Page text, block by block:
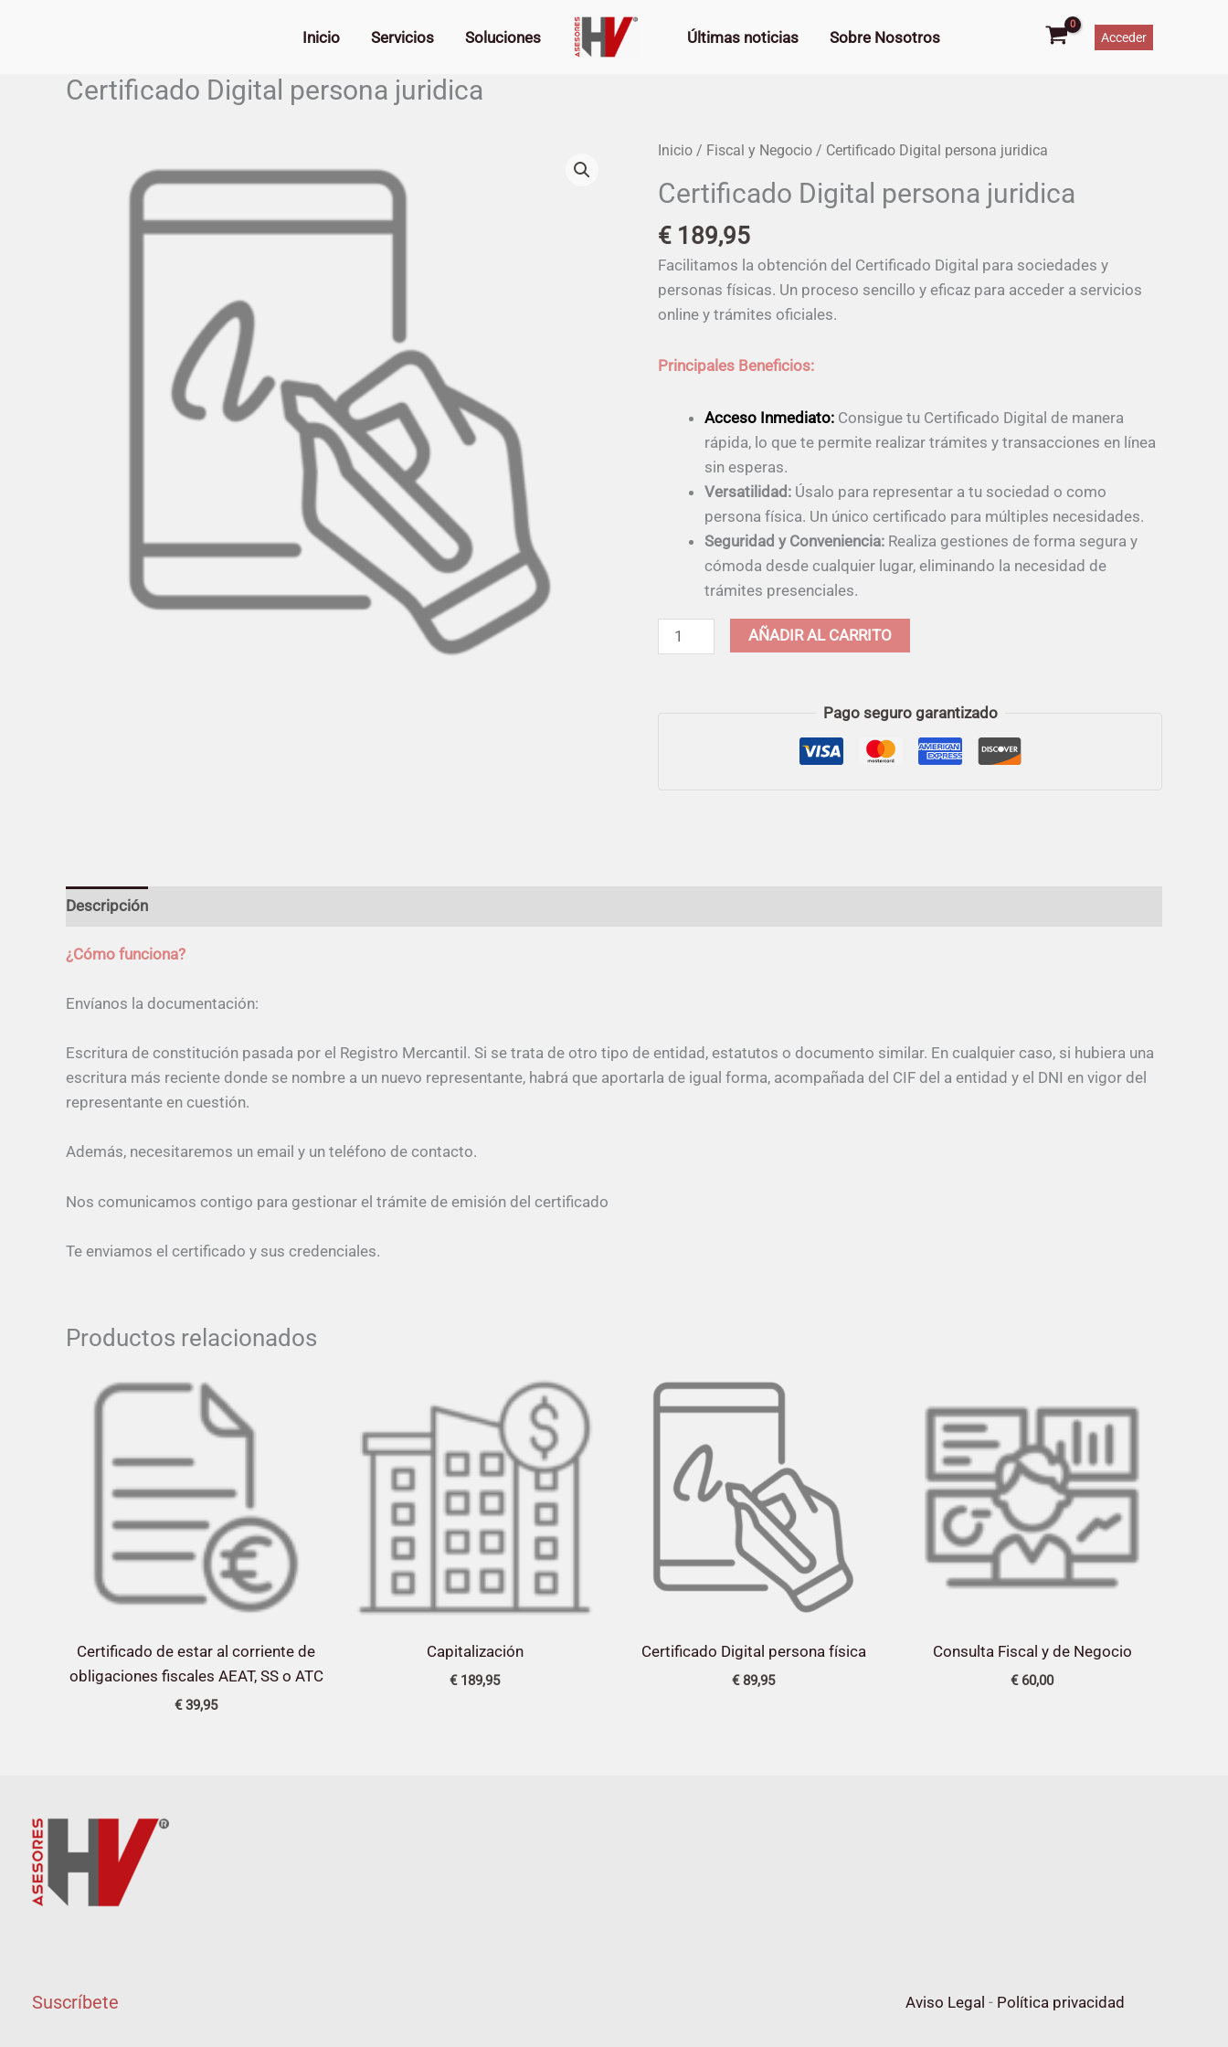
Inicio Servicios Soluciones Últimas noticias Sobre Nosotros Acceder
Certificado Digital persona juridica
Inicio / Fiscal y Negocio / Certificado Digital persona juridica
Certificado Digital persona juridica
€ 189,95
Facilitamos la obtención del Certificado Digital para sociedades y
personas físicas. Un proceso sencillo y eficaz para acceder a servicios
online y trámites oficiales.
Principales Beneficios:
Acceso Inmediato: Consigue tu Certificado Digital de manera
rápida, lo que te permite realizar trámites y transacciones en línea
sin esperas.
Versatilidad: Úsalo para representar a tu sociedad o como
persona física. Un único certificado para múltiples necesidades.
Seguridad y Conveniencia: Realiza gestiones de forma segura y
cómoda desde cualquier lugar, eliminando la necesidad de
trámites presenciales.
Certificado
persona
juridica
cantidad
AÑADIR AL CARRITO
Pago seguro garantizado
Descripción
¿Cómo funciona?
Envíanos la documentación:
Escritura de constitución pasada por el Registro Mercantil. Si se trata de otro tipo de entidad, estatutos o documento similar. En cualquier caso, si hubiera una
escritura más reciente donde se nombre a un nuevo representante, habrá que aportarla de igual forma, acompañada del CIF del a entidad y el DNI en vigor del
representante en cuestión.
Además, necesitaremos un email y un teléfono de contacto.
Nos comunicamos contigo para gestionar el trámite de emisión del certificado
Te enviamos el certificado y sus credenciales.
Productos relacionados
Certificado de estar al corriente de
obligaciones fiscales AEAT, SS o ATC
€39,95
Capitalización
€189,95
Certificado Digital persona física
€89,95
Consulta Fiscal y de Negocio
€60,00
Suscríbete Aviso Legal - Política privacidad